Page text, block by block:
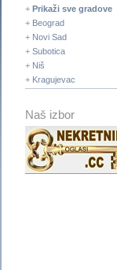
+ Prikaži sve gradove
+ Beograd
+ Novi Sad
+ Subotica
+ Niš
+ Kragujevac
Naš izbor